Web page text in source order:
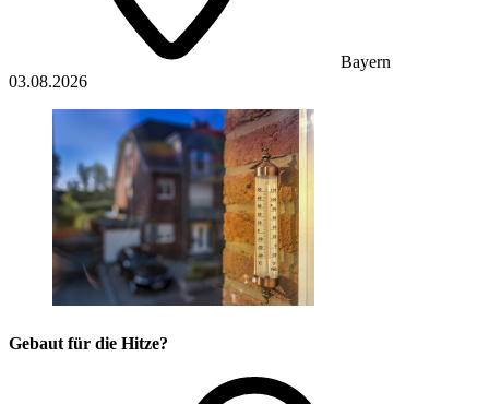
Bayern
03.08.2026
Gebaut für die Hitze?